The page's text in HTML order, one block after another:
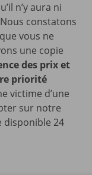
n’y aura ni
constatons
vous ne
une copie
des prix et
priorité
victime d’une
sur notre
disponible 24